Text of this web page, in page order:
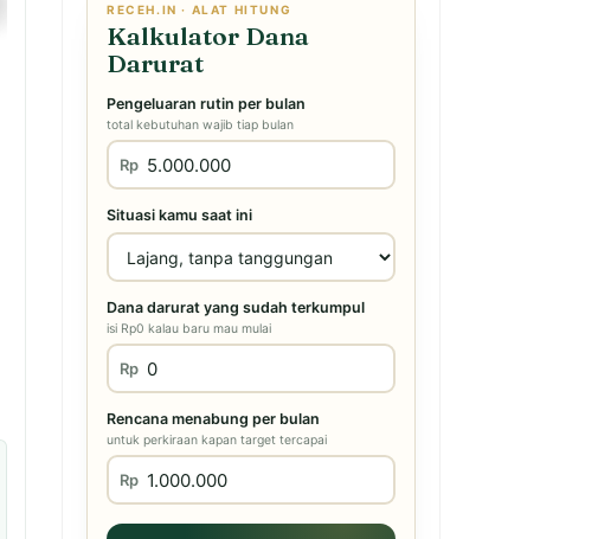
RECEH.IN · ALAT HITUNG
Kalkulator Dana
Darurat
Pengeluaran rutin per bulan
total kebutuhan wajib tiap bulan
Rp
Situasi kamu saat ini
Dana darurat yang sudah terkumpul
isi Rp0 kalau baru mau mulai
Rp
Rencana menabung per bulan
untuk perkiraan kapan target tercapai
Rp